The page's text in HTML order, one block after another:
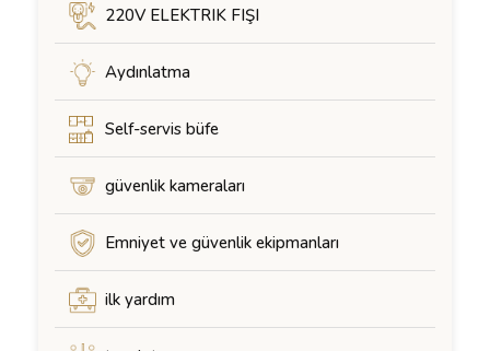
220V ELEKTRIK FIŞI
Aydınlatma
Self-servis büfe
güvenlik kameraları
Emniyet ve güvenlik ekipmanları
ilk yardım